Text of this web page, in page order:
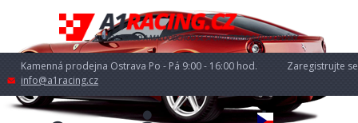
Kamenná prodejna Ostrava Po - Pá 9:00 - 16:00 hod.
info@a1racing.cz
Zaregistrujte se